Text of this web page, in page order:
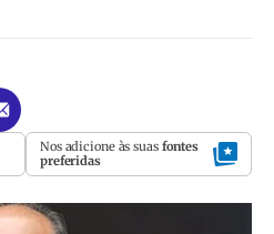
Nos adicione às suas fontes
preferidas